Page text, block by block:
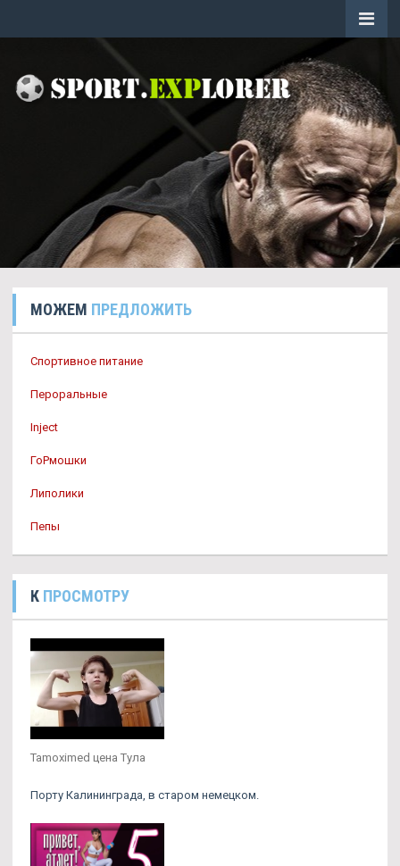
МОЖЕМ ПРЕДЛОЖИТЬ
Спортивное питание
Пероральные
Inject
ГоРмошки
Липолики
Пепы
К ПРОСМОТРУ
Tamoximed цена Тула
Порту Калининграда, в старом немецком.